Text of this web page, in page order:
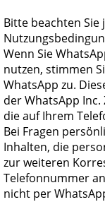
Bitte beachten Sie
Wenn Sie
nutzen, stimmen
WhatsApp zu.
der WhatsApp
die auf Ihrem
Bei Fragen
Inhalten, die
zur weiteren
Telefonnummer
nicht per